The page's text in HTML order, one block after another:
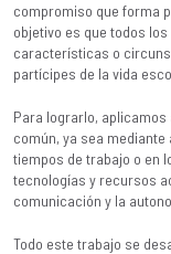
compromiso que forma
objetivo es que todos
características o
partícipes de la vida
Para lograrlo,
común, ya sea
tiempos de trabajo o en
tecnologías y recursos
comunicación y la
Todo este trabajo se